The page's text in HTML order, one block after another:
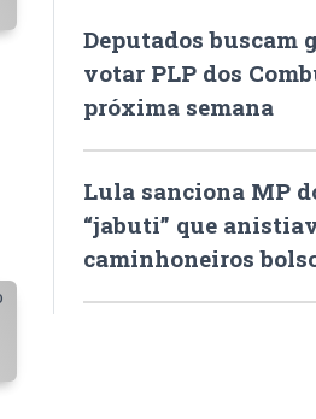
Deputados buscam
votar PLP dos
próxima semana
Lula sanciona MP
“jabuti” que
caminhoneiros